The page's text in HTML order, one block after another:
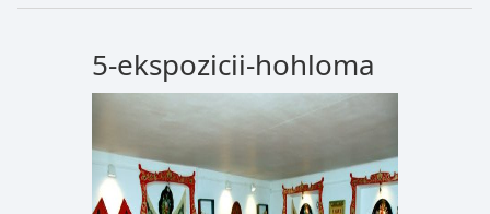
5-ekspozicii-hohloma